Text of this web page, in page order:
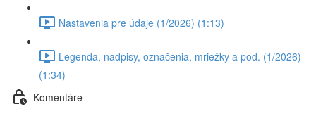
Nastavenia pre údaje (1/2026) (1:13)
Legenda, nadpisy, označenia, mriežky a pod. (1/2026)
(1:34)
Komentáre